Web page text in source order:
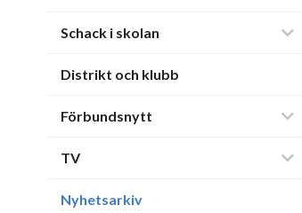
Schack i skolan
Distrikt och klubb
Förbundsnytt
TV
Nyhetsarkiv